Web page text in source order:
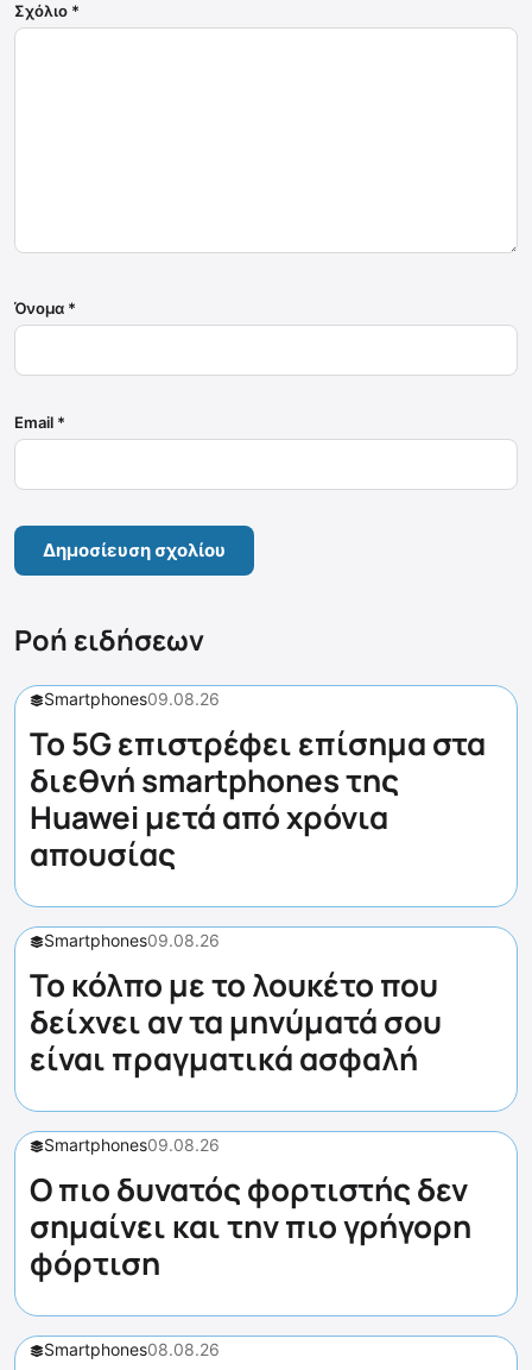
Σχόλιο *
Όνομα *
Email *
Ροή ειδήσεων
Smartphones09.08.26
Το 5G επιστρέφει επίσημα στα
διεθνή smartphones της
Huawei μετά από χρόνια
απουσίας
Smartphones09.08.26
Το κόλπο με το λουκέτο που
δείχνει αν τα μηνύματά σου
είναι πραγματικά ασφαλή
Smartphones09.08.26
Ο πιο δυνατός φορτιστής δεν
σημαίνει και την πιο γρήγορη
φόρτιση
Smartphones08.08.26